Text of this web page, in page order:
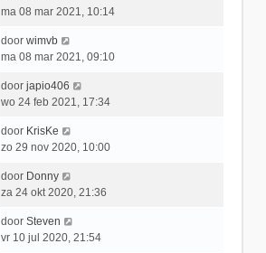
h
c
h
b
e
c
h
s
e
b
e
c
h
a
t
s
e
b
e
c
h
ma 08 mar 2021, 10:14
L
a
t
s
e
b
e
c
h
door wimvb
ma 08 mar 2021, 09:10
L
a
t
s
e
b
e
door japio406
wo 24 feb 2021, 17:34
L
a
t
s
e
b
door KrisKe
zo 29 nov 2020, 10:00
L
a
t
s
door Donny
za 24 okt 2020, 21:36
L
a
door Steven
vr 10 jul 2020, 21:54